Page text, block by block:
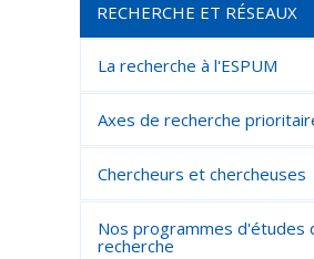
RECHERCHE ET RÉSEAUX
La recherche à l'ESPUM
Axes de recherche
Chercheurs et chercheuses
Nos programmes d'études
recherche